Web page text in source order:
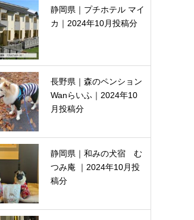
静岡県｜プチホテル マイ
カ｜2024年10月投稿分
長野県｜森のペンション
Wanらいふ｜2024年10
月投稿分
静岡県｜和みの犬宿 む
つみ庵 ｜2024年10月投
稿分